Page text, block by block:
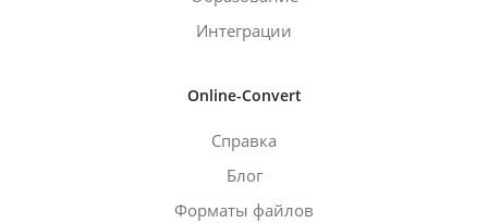
Интеграции
Online-Convert
Справка
Блог
Форматы файлов